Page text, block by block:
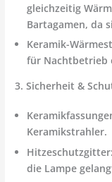
gleichzeitig
Bartagamen, da
Keramik-
für Nachtbetrieb
3. Sicherheit &
Keramikstrahler.
Hitzeschutzgitter:
die Lampe